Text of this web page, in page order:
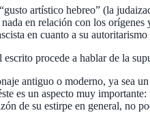
artístico hebreo” (la
en relación con los
en cuanto a su
procede a hablar de la
antiguo o mo­derno, ya sea
es un aspecto muy
de su estirpe en general, no